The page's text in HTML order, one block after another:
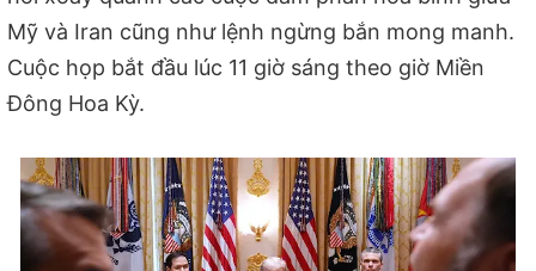
Mỹ và Iran cũng như lệnh ngừng bắn mong manh.
Cuộc họp bắt đầu lúc 11 giờ sáng theo giờ Miền
Đông Hoa Kỳ.